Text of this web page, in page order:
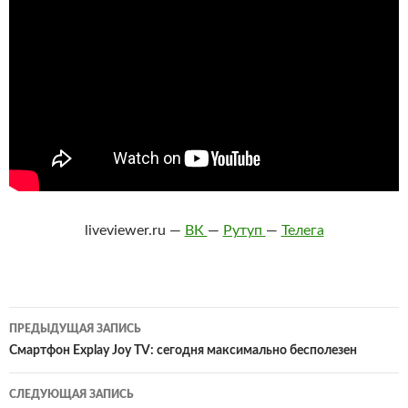
liveviewer.ru — ВК — Рутуп — Телега
Навигация
по
записям
ПРЕДЫДУЩАЯ ЗАПИСЬ
Смартфон Explay Joy TV: сегодня максимально бесполезен
СЛЕДУЮЩАЯ ЗАПИСЬ